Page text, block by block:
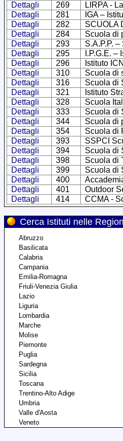
Dettagli
269
LIRPA -
Dettagli
281
IGA –
Dettagli
282
SCUOLA
Dettagli
284
Scuola di
Dettagli
293
S.A.P.P.
Dettagli
295
I.P.G.E.
Dettagli
296
Istituto
Dettagli
310
Scuola di
Dettagli
316
Scuola di
Dettagli
321
Istituto
Dettagli
328
Scuola
Dettagli
333
Scuola di
Dettagli
344
Scuola di
Dettagli
354
Scuola di
Dettagli
393
SSPCI
Dettagli
394
Scuola di
Dettagli
398
Scuola di
Dettagli
399
Scuola di
Dettagli
400
Dettagli
401
Outdoor
Dettagli
414 CCMA -
Cerca Istituti nelle
Abruzzo
Basilicata
Calabria
Campania
Emilia-Romagna
Friuli-Venezia Giulia
Lazio
Liguria
Lombardia
Marche
Molise
Piemonte
Puglia
Sardegna
Sicilia
Toscana
Trentino-Alto Adige
Umbria
Valle d'Aosta
Veneto